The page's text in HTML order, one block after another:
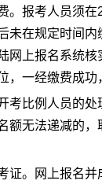
。报考人员须
未在规定时间
网上报名系统
，一经缴费成功
考比例人员的
额无法递减的
证。网上报名